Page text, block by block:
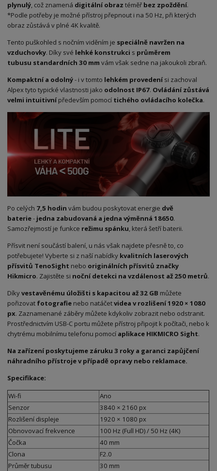
plynulý, což znamená digitální obraz téměř bez zpoždění.
*Podle potřeby je možné přístroj přepnout i na 50 Hz, při kterých
obraz zůstává v plné 4K kvalitě.
Tento puškohled s nočním viděním je speciálně navržen na
vzduchovky. Díky své lehké konstrukci s průměrem
tubusu standardních 30 mm vám však sedne na jakoukoli zbraň.
Kompaktní a odolný- i v tomto lehkém provedenísi zachoval
Alpex tyto typické vlastnosti jako odolnost IP67. Ovládání zůstává
velmi intuitivnípředevším pomocí tichého ovládacího kolečka.
Po celých 7,5 hodin vám budou poskytovat energie dvě
baterie- jedna zabudovaná a jedna výměnná 18650.
Samozřejmostí je funkce režimu spánku, která šetří baterii.
Přísvit není součástí balení, u nás však najdete přesně to, co
potřebujete! Vyberte si z naší nabídky kvalitních laserových
přísvitů TenoSight nebo originálních přísvitů značky
Hikmicro. Zajistěte si noční detekci na vzdálenost až 250 metrů.
Díkyvestavěnému úložišti s kapacitou až 32 GB můžete
pořizovat fotografie nebo natáčetvidea v rozlišení 1920 × 1080
px. Zaznamenané záběry můžete kdykoliv zobrazit nebo odstranit.
Prostřednictvím USB-C portu můžete přístroj připojit k počítači, nebo k
chytrému mobilnímu telefonu pomocí aplikace HIKMICRO Sight.
Na zařízení poskytujeme záruku 3 roky a garanci zapůjčení
náhradního přístroje v případě opravy nebo reklamace.
Specifikace:
Wi-fi
Ano
Senzor
3840 × 2160 px
Rozlišení displeje
1920 × 1080 px
Obnovovací frekvence
100 Hz (Full HD) / 50 Hz (4K)
Čočka
40 mm
Clona
F2.0
Průměr tubusu
30 mm